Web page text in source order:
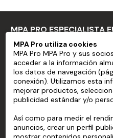
como
remaches o
cabezas de
Sustratos
tienen una
superficie
lisa, o con
cohesión
pintura y el
MPA PRO ESPECIALISTA
MPA PRO
SERVICIOS
CUENTA
AYUDA
MPA Pro utiliza cookies
MPA Pro MPA Pro y sus
acceder a la información
los datos de navegación
conexión). Utilizamos esta
mejorar productos,
publicidad estándar y/o
Así como para medir el
anuncios, crear un perfil